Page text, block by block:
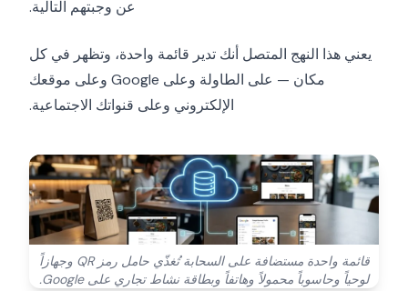
عن وجبتهم التالية.
يعني هذا النهج المتصل أنك تدير قائمة واحدة، وتظهر في كل
مكان — على الطاولة وعلى Google وعلى موقعك
الإلكتروني وعلى قنواتك الاجتماعية.
قائمة واحدة مستضافة على السحابة تُغذّي حامل رمز QR وجهازاً
لوحياً وحاسوباً محمولاً وهاتفاً وبطاقة نشاط تجاري على Google.